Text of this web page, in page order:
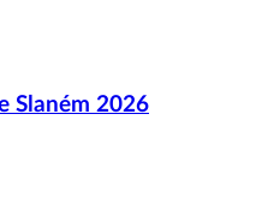
Slaném 2026